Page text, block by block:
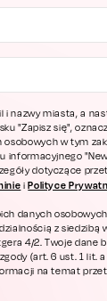
i nazwy miasta, a
"Zapisz się",
w tym
informacyjnego
dotyczące
iPolityce
danych
z siedzibą
4/2. Twoje dane
(art. 6 ust. 1 lit.
na temat